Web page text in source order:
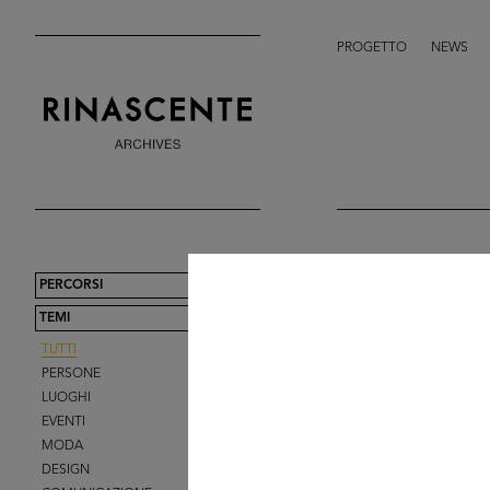
PROGETTO NEWS
PERCORSI
TEMI
TUTTI
PERSONE
LUOGHI
EVENTI
MODA
DESIGN